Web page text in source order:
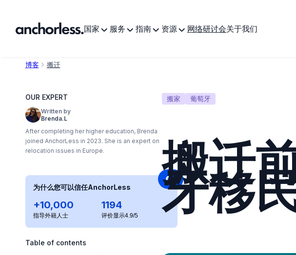
国家 服务 指南 资源 网络研讨会关于我们
博客 搬迁
OUR EXPERT
Written by
Brenda.L
After completing her higher education, Brenda
joined AnchorLess in 2023. She is an expert on
relocation issues in Europe.
为什么您可以信任AnchorLess
+10,000
指导外籍人士
1194
评价显示4.9/5
Table of contents
搬家 葡萄牙
搬迁
牙移